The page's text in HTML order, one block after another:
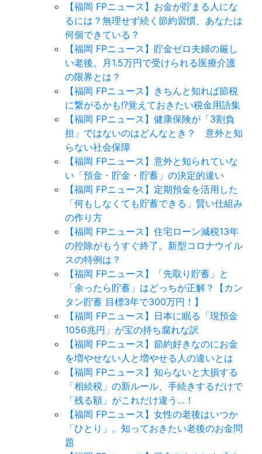
【福岡 FPニュース】お金が貯まる人にな
るには？無理せず続く節約習慣、あなたは
何個できている？
【福岡 FPニュース】貯金ゼロ夫婦の厳し
い老後。月1.5万円で受けられる医療介護
の限界とは？
【福岡 FPニュース】きちんと知れば節税
に繋がるかも!?覚えておきたい税金用語集
【福岡 FPニュース】健康保険が「3割負
担」ではないのはどんなとき？ 意外と知
らない社会保障
【福岡 FPニュース】意外と知られていな
い「預金・貯金・貯蓄」の決定的違い
【福岡 FPニュース】定期預金を活用した
「何もしなくても貯蓄できる」賢い仕組み
の作り方
【福岡 FPニュース】住宅ローン減税13年
の控除がもうすぐ終了。新型コロナウイル
スの特例は？
【福岡 FPニュース】「先取り貯蓄」と
「余ったら貯蓄」はどっちが正解？【カン
タン貯蓄 目標3年で300万円！】
【福岡 FPニュース】日本に眠る「現預金
1056兆円」が宝の持ち腐れな訳
【福岡 FPニュース】節約好きなのにお金
を増やせない人と増やせる人の違いとは
【福岡 FPニュース】知らないと大損する
「相続税」の新ルール、手続きするだけで
「残る額」がこれだけ違う…！
【福岡 FPニュース】女性の老後はいつか
「ひとり」。知っておきたい老後のお金問
題